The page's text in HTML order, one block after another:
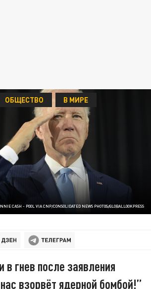
CASH - POOL VIA CNP/CONSOLIDATED NEWS PHOTOS/GLOBALLOOKPRESS
ОБЩЕСТВО В МИРЕ
гнев после заявления
взорвёт ядерной бомбой!”